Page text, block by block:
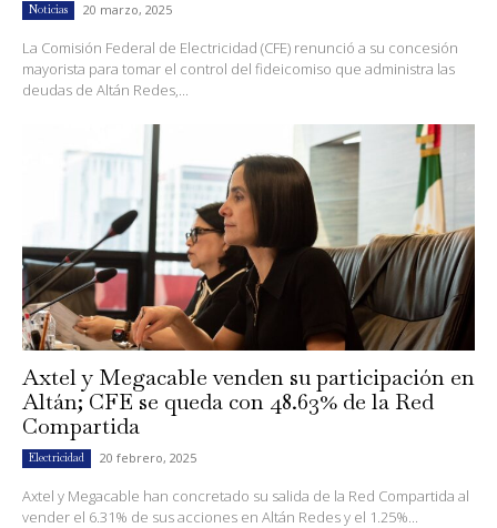
Noticias 20 marzo, 2025
La Comisión Federal de Electricidad (CFE) renunció a su concesión
mayorista para tomar el control del fideicomiso que administra las
deudas de Altán Redes,...
Axtel y Megacable venden su participación en
Altán; CFE se queda con 48.63% de la Red
Compartida
Electricidad 20 febrero, 2025
Axtel y Megacable han concretado su salida de la Red Compartida al
vender el 6.31% de sus acciones en Altán Redes y el 1.25%...